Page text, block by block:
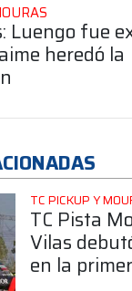
Luengo fue
heredó la
TC PICKUP Y
TC Pista
Vilas
en la